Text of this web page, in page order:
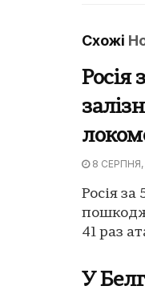
Схожі
Росія
8 СЕРПНЯ,
Росія за
41 раз
У